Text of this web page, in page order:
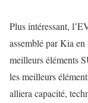
Plus intéressant,
assemblé par Kia
meilleurs éléments
les meilleurs
alliera capacité,